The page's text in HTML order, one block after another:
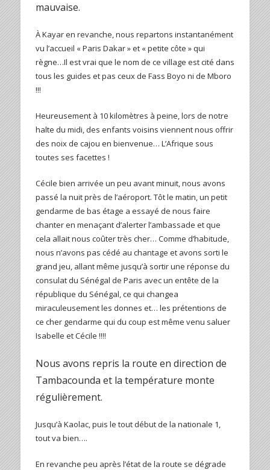
mauvaise.
À Kayar en revanche, nous repartons instantanément
vu l’accueil « Paris Dakar » et « petite côte » qui
règne…Il est vrai que le nom de ce village est cité dans
tous les guides et pas ceux de Fass Boyo ni de Mboro
!!!
Heureusement à 10 kilomètres à peine, lors de notre
halte du midi, des enfants voisins viennent nous offrir
des noix de cajou en bienvenue… L’Afrique sous
toutes ses facettes !
Cécile bien arrivée un peu avant minuit, nous avons
passé la nuit près de l’aéroport. Tôt le matin, un petit
gendarme de bas étage a essayé de nous faire
chanter en menaçant d’alerter l’ambassade et que
cela allait nous coûter très cher… Comme d’habitude,
nous n’avons pas cédé au chantage et avons sorti le
grand jeu, allant même jusqu’à sortir une réponse du
consulat du Sénégal de Paris avec un entête de la
république du Sénégal, ce qui changea
miraculeusement les donnes et… les prétentions de
ce cher gendarme qui du coup est même venu saluer
Isabelle et Cécile !!!!
Nous avons repris la route en direction de
Tambacounda et la température monte
régulièrement.
Jusqu’à Kaolac, puis le tout début de la nationale 1,
tout va bien….
En revanche peu après l’état de la route se dégrade